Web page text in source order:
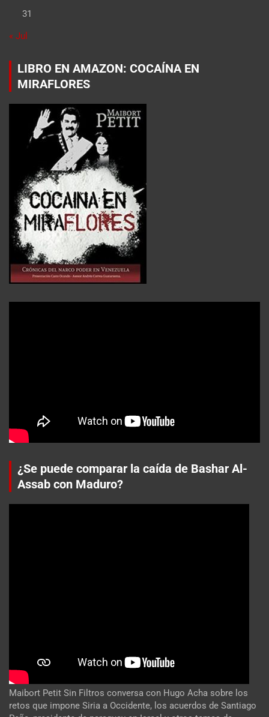
31
« Jul
LIBRO EN AMAZON: COCAÍNA EN
MIRAFLORES
¿Se puede comparar la caída de Bashar Al-
Assab con Maduro?
Maibort Petit Sin Filtros conversa con Hugo Acha sobre los
retos que impone Siria a Occidente, los acuerdos de Santiago